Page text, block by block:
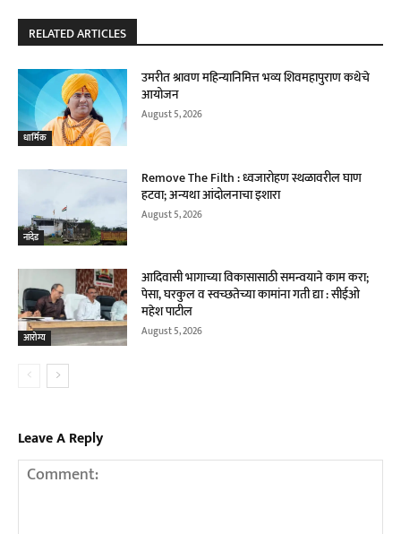
RELATED ARTICLES
धार्मिक
उमरीत श्रावण महिन्यानिमित्त भव्य शिवमहापुराण कथेचे
आयोजन
August 5, 2026
नांदेड
Remove The Filth : ध्वजारोहण स्थळावरील घाण
हटवा; अन्यथा आंदोलनाचा इशारा
August 5, 2026
आरोग्य
आदिवासी भागाच्या विकासासाठी समन्वयाने काम करा;
पेसा, घरकुल व स्वच्छतेच्या कामांना गती द्या : सीईओ
महेश पाटील
August 5, 2026
Leave A Reply